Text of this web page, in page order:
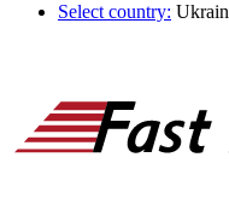
Select country: